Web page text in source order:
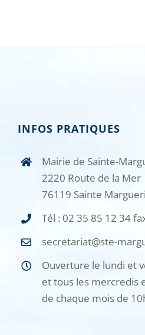
INFOS PRATIQUES
Mairie de Sainte-
2220 Route de la Mer
76119 Sainte
Tél : 02 35 85 12 34
secretariat@ste-
Ouverture le lundi et
et tous les mercredis
de chaque mois de